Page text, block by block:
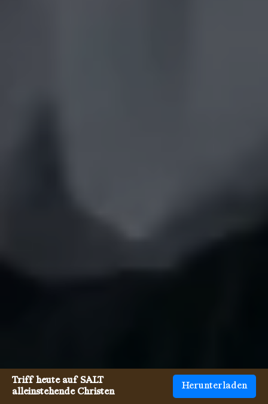
Triff heute auf SALT
alleinstehende Christen
Herunterladen